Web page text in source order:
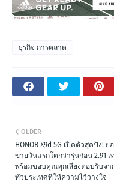
ธุรกิจ การตลาด
OLDER
HONOR X9d 5G เปิดตัวสุดปัง! ย
ขายวันแรกโตกว่ารุ่นก่อน 2.91 เ
พร้อมขอบคุณทุกเสียงตอบรับจา
ทั่วประเทศที่ให้ความไว้วางใจ